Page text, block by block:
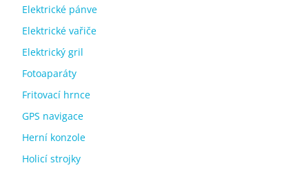
Elektrické pánve
Elektrické vařiče
Elektrický gril
Fotoaparáty
Fritovací hrnce
GPS navigace
Herní konzole
Holicí strojky